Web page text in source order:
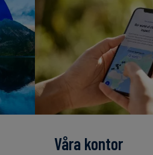
Våra kontor